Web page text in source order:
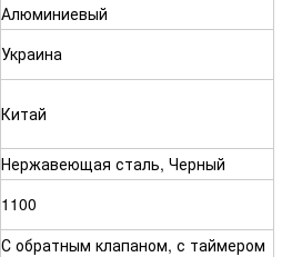
Алюминиевый
Украина
Китай
Нержавеющая сталь, Черный
1100
С обратным клапаном, с таймером